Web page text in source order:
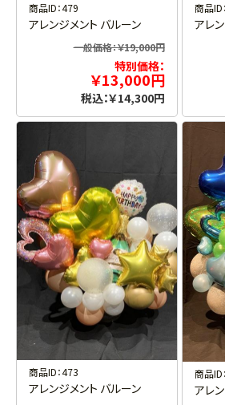
商品ID：479
アレンジメント バルーン
一般価格：￥19,000円
特別価格：
￥13,000円
税込：￥14,300円
商品ID
アレ
商品ID：473
アレンジメント バルーン
商品ID
アレ